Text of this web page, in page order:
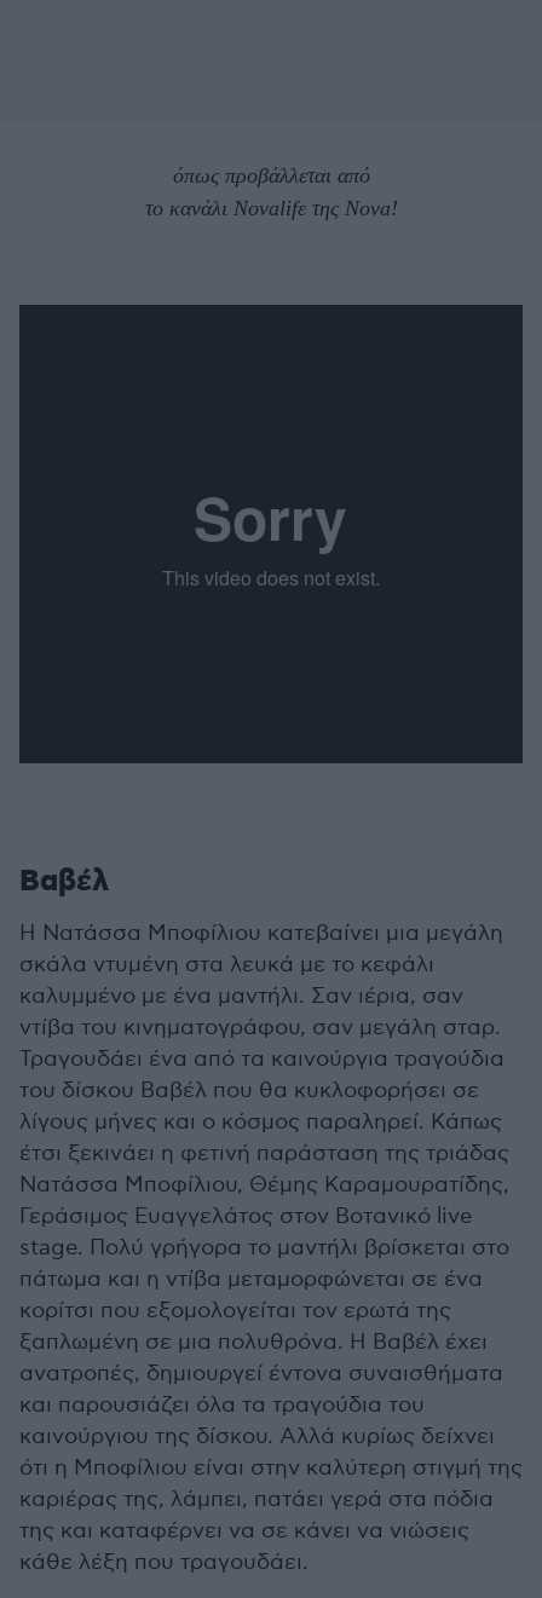
όπως προβάλλεται από
το κανάλι Novalifε της Nova!
Βαβέλ
Η Νατάσσα Μποφίλιου κατεβαίνει μια μεγάλη
σκάλα ντυμένη στα λευκά με το κεφάλι
καλυμμένο με ένα μαντήλι. Σαν ιέρια, σαν
ντίβα του κινηματογράφου, σαν μεγάλη σταρ.
Τραγουδάει ένα από τα καινούργια τραγούδια
του δίσκου Βαβέλ που θα κυκλοφορήσει σε
λίγους μήνες και ο κόσμος παραληρεί. Κάπως
έτσι ξεκινάει η φετινή παράσταση της τριάδας
Νατάσσα Μποφίλιου, Θέμης Καραμουρατίδης,
Γεράσιμος Ευαγγελάτος στον Βοτανικό live
stage. Πολύ γρήγορα το μαντήλι βρίσκεται στο
πάτωμα και η ντίβα μεταμορφώνεται σε ένα
κορίτσι που εξομολογείται τον ερωτά της
ξαπλωμένη σε μια πολυθρόνα. Η Βαβέλ έχει
ανατροπές, δημιουργεί έντονα συναισθήματα
και παρουσιάζει όλα τα τραγούδια του
καινούργιου της δίσκου. Αλλά κυρίως δείχνει
ότι η Μποφίλιου είναι στην καλύτερη στιγμή της
καριέρας της, λάμπει, πατάει γερά στα πόδια
της και καταφέρνει να σε κάνει να νιώσεις
κάθε λέξη που τραγουδάει.